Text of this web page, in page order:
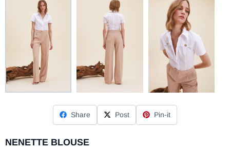
Share Post Pin-it
NENETTE BLOUSE